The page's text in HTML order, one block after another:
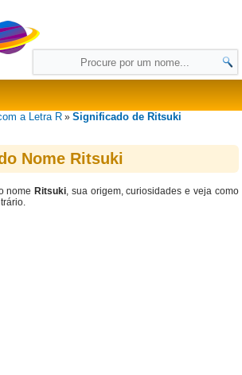
a Letra R »Significado de Ritsuki
Nome Ritsuki
nome Ritsuki, sua origem, curiosidades e veja como